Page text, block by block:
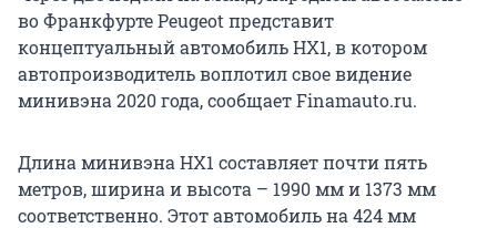
во Франкфурте Peugeot представит
концептуальный автомобиль HX1, в котором
автопроизводитель воплотил свое видение
минивэна 2020 года, сообщает Finamauto.ru.
Длина минивэна HX1 составляет почти пять
метров, ширина и высота – 1990 мм и 1373 мм
соответственно. Этот автомобиль на 424 мм